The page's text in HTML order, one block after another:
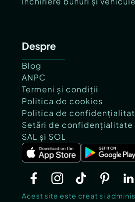
Despre
Blog
ANPC
Termeni și condiții
Politica de cookies
Politica de
Setări de confidențialitate
SAL și SOL
Acest site este creat si